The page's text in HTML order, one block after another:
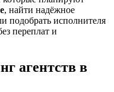
, найти надёжное
подобрать исполнителя
переплат и
агентств в